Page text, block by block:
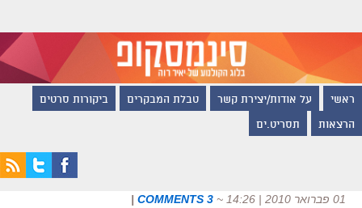
ראשי על אודות/יצירת קשר טבלת המבקרים ביקורות סרטים
הרצאות תסריט.ים
01 פברואר 2010 | 14:26 ~
3 COMMENTS
|